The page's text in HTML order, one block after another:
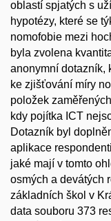
oblastí spjatých s
hypotézy, které se
nomofobie mezi
byla zvolena
anonymní dotazník,
ke zjišťování míry
položek
kdy pojítka ICT
Dotazník byl
aplikace
jaké mají v tomto
osmých a devátých
základních škol v
data souboru 373